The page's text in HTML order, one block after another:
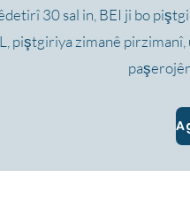
30 sal in, BEI ji bo
piştgiriya zimanê